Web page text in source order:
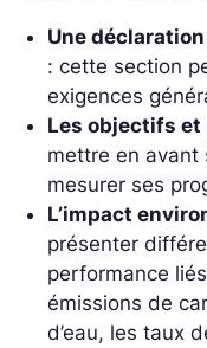
Une
: cette section
exigences
Les objectifs et
mettre en
mesurer ses
L’impact
présenter
performance
émissions de
d’eau, les taux